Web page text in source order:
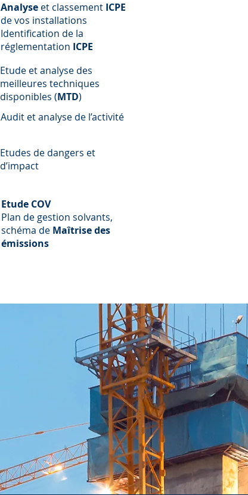
Analyse et classement ICPE
de vos installations
Identification de la
réglementation ICPE
Etude et analyse des
meilleures techniques
disponibles (MTD)
Audit et analyse de l’activité
Etudes de dangers et
d’impact
Etude COV
Plan de gestion solvants,
schéma de Maîtrise des
émissions